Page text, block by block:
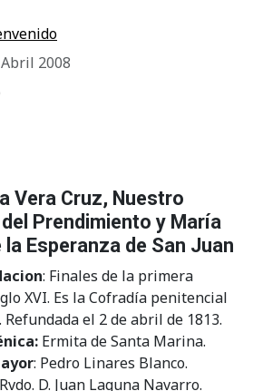
2008
Vera Cruz, Nuestro
Prendimiento y María
Esperanza de San Juan
: Finales de la primera
XVI. Es la Cofradía penitencial
el 2 de abril de 1813.
Ermita de Santa Marina.
: Pedro Linares Blanco.
Rvdo. D. Juan Laguna Navarro.